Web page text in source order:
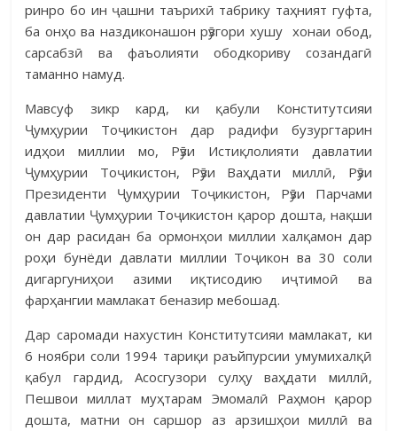
ринро бо ин ҷашни таърихӣ табрику таҳният гуфта,
ба онҳо ва наз­диконашон рӯзгори хушу хонаи обод,
сарсабзӣ ва фаъолияти обод­ко­риву созандагӣ
таманно намуд.
Мавсуф зикр кард, ки қабули Конститутсияи
Ҷумҳурии Тоҷи­кис­тон дар радифи бузургтарин
идҳои миллии мо, Рӯзи Истиқлолияти дав­латии
Ҷумҳурии Тоҷикистон, Рӯзи Ваҳдати миллӣ, Рӯзи
Президенти Ҷум­ҳурии Тоҷикистон, Рӯзи Парчами
давлатии Ҷумҳурии Тоҷикистон қарор дошта, нақши
он дар расидан ба ормонҳои миллии халқамон дар
роҳи бунёди давлати миллии Тоҷикон ва 30 соли
дигаргуниҳои азими иқти­содию иҷтимоӣ ва
фарҳангии мамлакат беназир мебошад.
Дар саромади нахустин Конститутсияи мамлакат, ки
6 ноябри соли 1994 тариқи раъйпурсии умумихалқӣ
қабул гардид, Асосгузори сулҳу ваҳдати миллӣ,
Пешвои миллат муҳтарам Эмомалӣ Раҳмон қарор
дошта, матни он саршор аз арзишҳои миллӣ ва